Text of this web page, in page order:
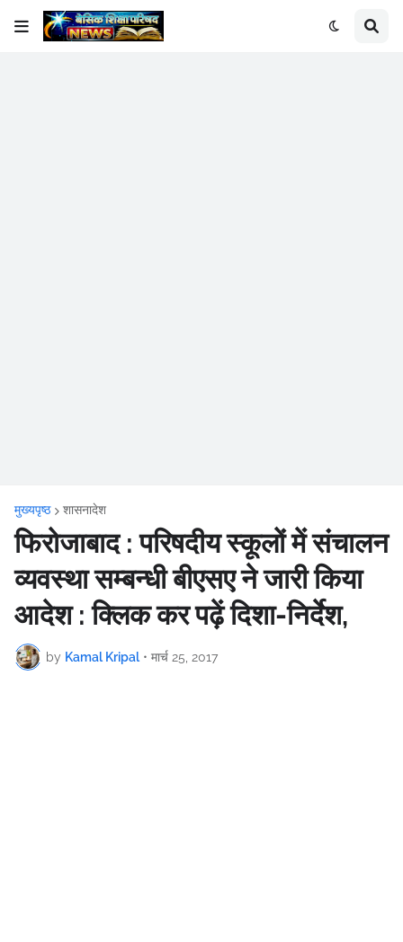
मुख्यपृष्ठ शासनादेश
फिरोजाबाद : परिषदीय स्कूलों में संचालन
व्यवस्था सम्बन्धी बीएसए ने जारी किया
आदेश : क्लिक कर पढ़ें दिशा-निर्देश,
by Kamal Kripal • मार्च 25, 2017